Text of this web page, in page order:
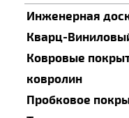
Инженерная
Кварц-
Ковровые
ковролин
Пробковое